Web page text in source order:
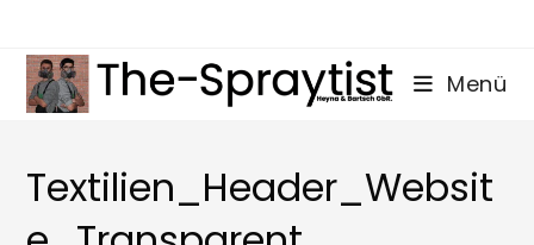
springen
Menü
Textilien_Header_Websit